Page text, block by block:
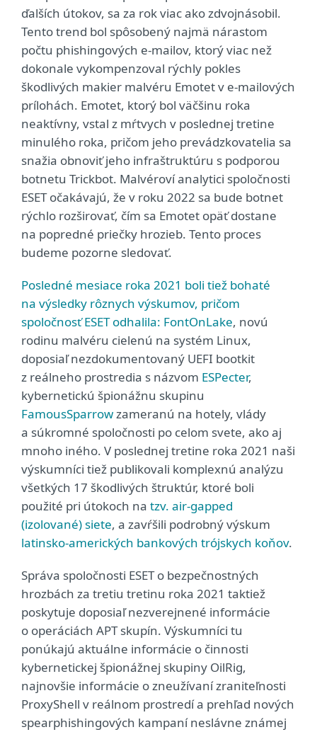
ďalších útokov, sa za rok viac ako zdvojnásobil.
Tento trend bol spôsobený najmä nárastom
počtu phishingových e‑mailov, ktorý viac než
dokonale vykompenzoval rýchly pokles
škodlivých makier malvéru Emotet v e‑mailových
prílohách. Emotet, ktorý bol väčšinu roka
neaktívny, vstal z mŕtvych v poslednej tretine
minulého roka, pričom jeho prevádzkovatelia sa
snažia obnoviť jeho infraštruktúru s podporou
botnetu Trickbot. Malvéroví analytici spoločnosti
ESET očakávajú, že v roku 2022 sa bude botnet
rýchlo rozširovať, čím sa Emotet opäť dostane
na popredné priečky hrozieb. Tento proces
budeme pozorne sledovať.
Posledné mesiace roka 2021 boli tiež bohaté
na výsledky rôznych výskumov, pričom
spoločnosť ESET odhalila: FontOnLake, novú
rodinu malvéru cielenú na systém Linux,
doposiaľ nezdokumentovaný UEFI bootkit
z reálneho prostredia s názvom ESPecter,
kybernetickú špionážnu skupinu
FamousSparrowzameranú na hotely, vlády
a súkromné spoločnosti po celom svete, ako aj
mnoho iného. V poslednej tretine roka 2021 naši
výskumníci tiež publikovali komplexnú analýzu
všetkých 17 škodlivých štruktúr, ktoré boli
použité pri útokoch na tzv. air‑gapped
(izolované) siete, a zavŕšili podrobný výskum
latinsko-amerických bankových trójskych koňov.
Správa spoločnosti ESET o bezpečnostných
hrozbách za tretiu tretinu roka 2021 taktiež
poskytuje doposiaľ nezverejnené informácie
o operáciách APT skupín. Výskumníci tu
ponúkajú aktuálne informácie o činnosti
kybernetickej špionážnej skupiny OilRig,
najnovšie informácie o zneužívaní zraniteľnosti
ProxyShell v reálnom prostredí a prehľad nových
spearphishingových kampaní neslávne známej